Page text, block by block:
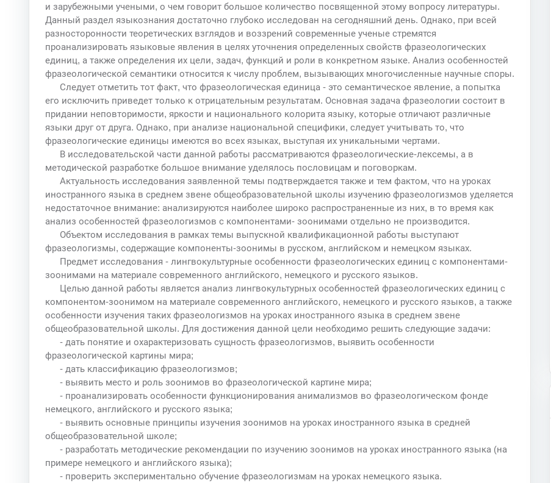
и зарубежными учеными, о чем говорит большое количество посвященной этому вопросу литературы.
Данный раздел языкознания достаточно глубоко исследован на сегодняшний день. Однако, при всей
разносторонности теоретических взглядов и воззрений современные ученые стремятся
проанализировать языковые явления в целях уточнения определенных свойств фразеологических
единиц, а также определения их цели, задач, функций и роли в конкретном языке. Анализ особенностей
фразеологической семантики относится к числу проблем, вызывающих многочисленные научные споры.
Следует отметить тот факт, что фразеологическая единица - это семантическое явление, а попытка
его исключить приведет только к отрицательным результатам. Основная задача фразеологии состоит в
придании неповторимости, яркости и национального колорита языку, которые отличают различные
языки друг от друга. Однако, при анализе национальной специфики, следует учитывать то, что
фразеологические единицы имеются во всех языках, выступая их уникальными чертами.
В исследовательской части данной работы рассматриваются фразеологические-лексемы, а в
методической разработке большое внимание уделялось пословицам и поговоркам.
Актуальность исследования заявленной темы подтверждается также и тем фактом, что на уроках
иностранного языка в среднем звене общеобразовательной школы изучению фразеологизмов уделяется
недостаточное внимание: анализируются наиболее широко распространенные из них, в то время как
анализ особенностей фразеологизмов с компонентами- зоонимами отдельно не производится.
Объектом исследования в рамках темы выпускной квалификационной работы выступают
фразеологизмы, содержащие компоненты-зоонимы в русском, английском и немецком языках.
Предмет исследования - лингвокультурные особенности фразеологических единиц с компонентами-
зоонимами на материале современного английского, немецкого и русского языков.
Целью данной работы является анализ лингвокультурных особенностей фразеологических единиц с
компонентом-зоонимом на материале современного английского, немецкого и русского языков, а также
особенности изучения таких фразеологизмов на уроках иностранного языка в среднем звене
общеобразовательной школы. Для достижения данной цели необходимо решить следующие задачи:
- дать понятие и охарактеризовать сущность фразеологизмов, выявить особенности
фразеологической картины мира;
- дать классификацию фразеологизмов;
- выявить место и роль зоонимов во фразеологической картине мира;
- проанализировать особенности функционирования анимализмов во фразеологическом фонде
немецкого, английского и русского языка;
- выявить основные принципы изучения зоонимов на уроках иностранного языка в средней
общеобразовательной школе;
- разработать методические рекомендации по изучению зоонимов на уроках иностранного языка (на
примере немецкого и английского языка);
- проверить экспериментально обучение фразеологизмам на уроках немецкого языка.